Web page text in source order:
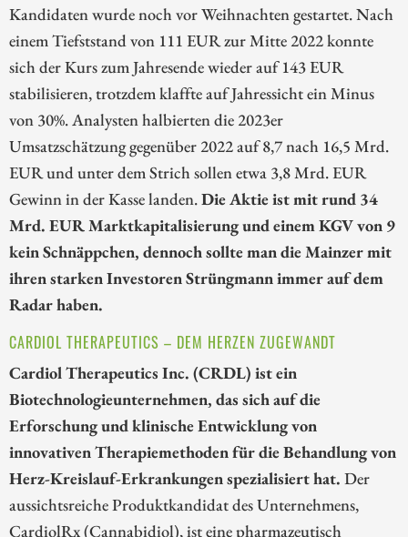
Kandidaten wurde noch vor Weihnachten gestartet. Nach
einem Tiefststand von 111 EUR zur Mitte 2022 konnte
sich der Kurs zum Jahresende wieder auf 143 EUR
stabilisieren, trotzdem klaffte auf Jahressicht ein Minus
von 30%. Analysten halbierten die 2023er
Umsatzschätzung gegenüber 2022 auf 8,7 nach 16,5 Mrd.
EUR und unter dem Strich sollen etwa 3,8 Mrd. EUR
Gewinn in der Kasse landen.Die Aktie ist mit rund 34
Mrd. EUR Marktkapitalisierung und einem KGV von 9
kein Schnäppchen, dennoch sollte man die Mainzer mit
ihren starken Investoren Strüngmann immer auf dem
Radar haben.
CARDIOL THERAPEUTICS – DEM HERZEN ZUGEWANDT
Cardiol Therapeutics Inc. (CRDL) ist ein
Biotechnologieunternehmen, das sich auf die
Erforschung und klinische Entwicklung von
innovativen Therapiemethoden für die Behandlung von
Herz-Kreislauf-Erkrankungen spezialisiert hat. Der
aussichtsreiche Produktkandidat des Unternehmens,
CardiolRx (Cannabidiol), ist eine pharmazeutisch